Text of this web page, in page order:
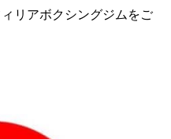
リアボクシングジムをご